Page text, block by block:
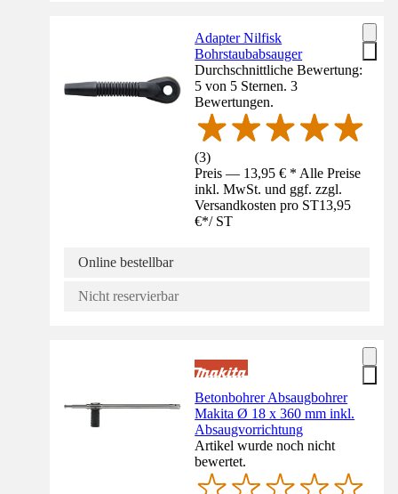
Adapter Nilfisk
Bohrstaubabsauger
Durchschnittliche Bewertung:
5 von 5 Sternen. 3
Bewertungen.
(3)
Preis — 13,95 € * Alle Preise
inkl. MwSt. und ggf. zzgl.
Versandkosten pro ST13,95
€*/ ST
Online bestellbar
Nicht reservierbar
Betonbohrer Absaugbohrer
Makita Ø 18 x 360 mm inkl.
Absaugvorrichtung
Artikel wurde noch nicht
bewertet.